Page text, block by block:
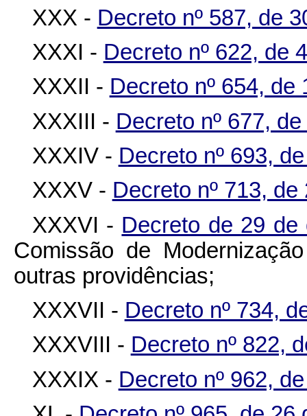
XXX - Decreto nº 587, de
XXXI - Decreto nº 622, de
XXXII - Decreto nº 654, de
XXXIII - Decreto nº 677,
XXXIV - Decreto nº 693,
XXXV - Decreto nº 713,
XXXVI - Decreto de 29
Comissão de
outras providências;
XXXVII - Decreto nº 734,
XXXVIII - Decreto nº 822,
XXXIX - Decreto nº 962,